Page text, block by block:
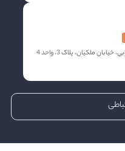
ملکیان، پلاک 3، واحد 4